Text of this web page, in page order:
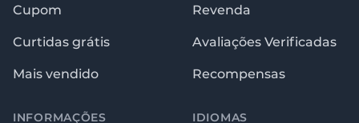
Cupom
Curtidas grátis
Mais vendido
Revenda
Avaliações Verificadas
Recompensas
INFORMAÇÕES IDIOMAS